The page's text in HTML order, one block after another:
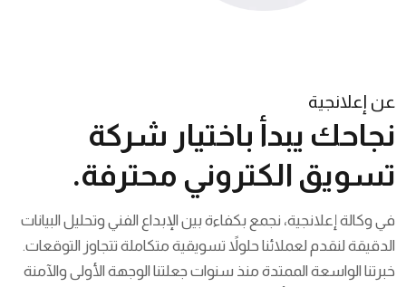
عن إعلانجية
نجاحك يبدأ باختيار شركة
تسويق الكتروني محترفة.
في وكالة إعلانجية، نجمع بكفاءة بين الإبداع الفني وتحليل البيانات
الدقيقة لنقدم لعملائنا حلولاً تسويقية متكاملة تتجاوز التوقعات.
خبرتنا الواسعة الممتدة منذ سنوات جعلتنا الوجهة الأولى والآمنة